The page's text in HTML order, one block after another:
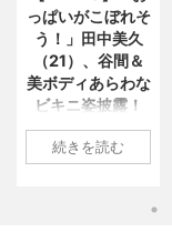
【画像あり】NHKさ
るwww / おまとめ : おすす
(8/8 17:07)
【信長の野望・新生】
ういう時にどこに建てる
(8/29 00:02)
安倍国葬たったの2.5
マラスボディ！本
郷柚巴（20）、
迫力バストで悩
殺！笑顔キュート
なビキニ、セクシ
ーニット、ランジ
ェリー姿披露
続きを読む